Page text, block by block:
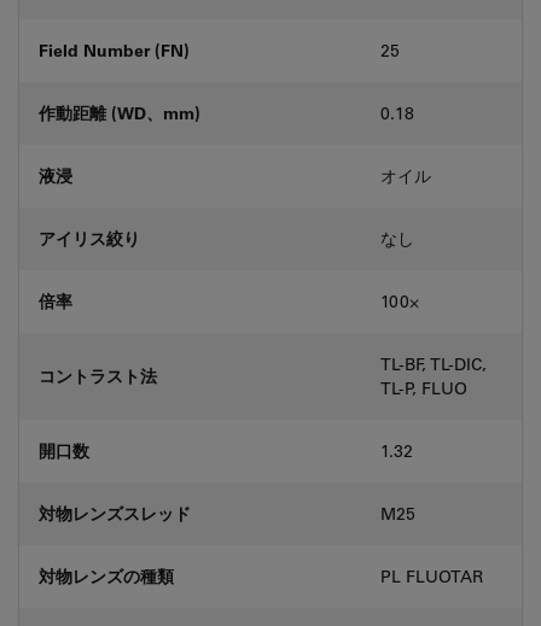
Field Number (FN) 25
作動距離 (WD、mm) 0.18
液浸 オイル
アイリス絞り なし
倍率 100⨉
コントラスト法
TL-BF, TL-DIC,
TL-P, FLUO
開口数 1.32
対物レンズスレッド M25
対物レンズの種類 PL FLUOTAR